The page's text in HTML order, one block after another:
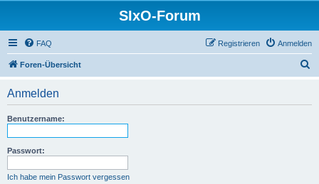
SIxO-Forum
FAQ Anmelden
Registrieren
Foren-Übersicht
Anmelden
Benutzername:
Passwort:
Ich habe mein Passwort vergessen